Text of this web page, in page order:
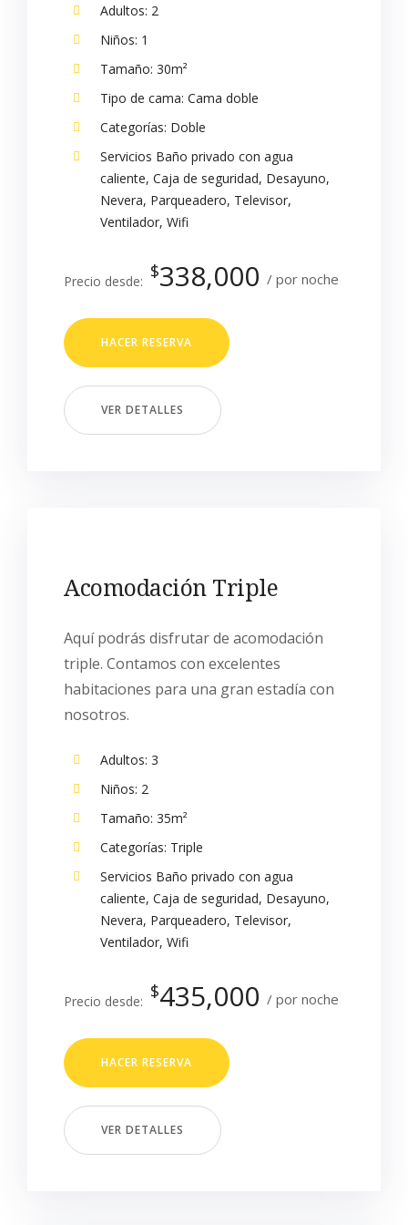
Adultos: 2
Niños: 1
Tamaño: 30m²
Tipo de cama: Cama doble
Categorías: Doble
Servicios Baño privado con agua
caliente, Caja de seguridad, Desayuno,
Nevera, Parqueadero, Televisor,
Ventilador, Wifi
Precio desde: $338,000 por noche
HACER RESERVA
VER DETALLES
Acomodación Triple
Aquí podrás disfrutar de acomodación
triple. Contamos con excelentes
habitaciones para una gran estadía con
nosotros.
Adultos: 3
Niños: 2
Tamaño: 35m²
Categorías: Triple
Servicios Baño privado con agua
caliente, Caja de seguridad, Desayuno,
Nevera, Parqueadero, Televisor,
Ventilador, Wifi
Precio desde: $435,000 por noche
HACER RESERVA
VER DETALLES